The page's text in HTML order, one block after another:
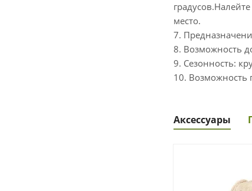
место.
7.
8. Возможность
9. Сезонность:
10. Возможность
Аксессуары